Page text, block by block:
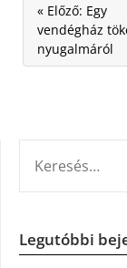
« Előző: Egy
vendégház
nyugalmáról
Legutóbbi